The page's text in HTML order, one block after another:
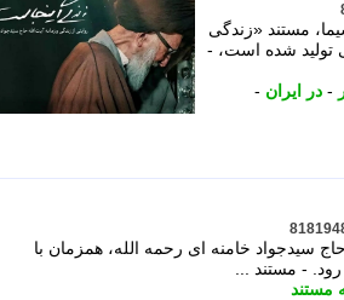
مستند «زندگی
تولید شده است، -
- در ایران -
سیدجواد خامنه ای رحمه الله، همزمان با
- مستند ...
مستند